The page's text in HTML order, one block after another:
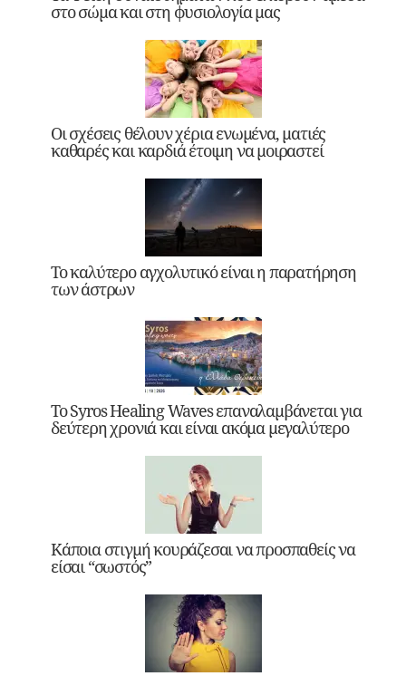
στο σώμα και στη φυσιολογία μας
Οι σχέσεις θέλουν χέρια ενωμένα, ματιές
καθαρές και καρδιά έτοιμη να μοιραστεί
Το καλύτερο αγχολυτικό είναι η παρατήρηση
των άστρων
Το Syros Healing Waves επαναλαμβάνεται για
δεύτερη χρονιά και είναι ακόμα μεγαλύτερο
Κάποια στιγμή κουράζεσαι να προσπαθείς να
είσαι “σωστός”